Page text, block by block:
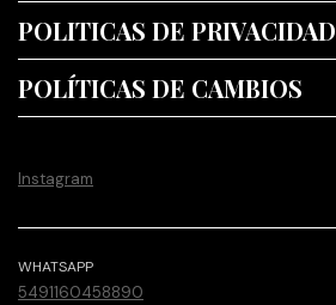
POLITICAS DE PRIVACIDAD
POLÍTICAS DE CAMBIOS
Instagram
WHATSAPP
5491160458890